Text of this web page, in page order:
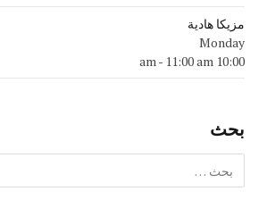
مزيكا هادية
Monday
10:00 am
- 11:00 am
بحث